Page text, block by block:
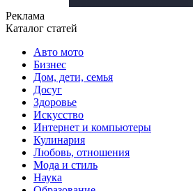
Реклама
Каталог статей
Авто мото
Бизнес
Дом, дети, семья
Досуг
Здоровье
Искусство
Интернет и компьютеры
Кулинария
Любовь, отношения
Мода и стиль
Наука